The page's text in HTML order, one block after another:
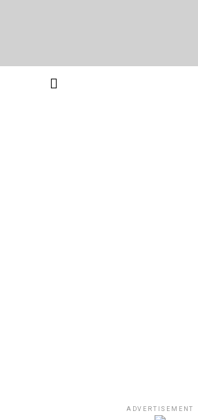
ADVERTISEMENT